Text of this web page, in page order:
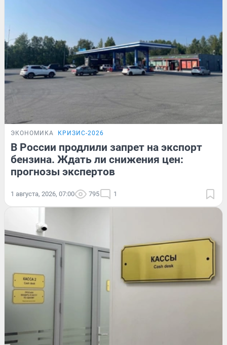
ЭКОНОМИКА КРИЗИС-2026
В России продлили запрет на экспорт
бензина. Ждать ли снижения цен:
прогнозы экспертов
1 августа, 2026, 07:00 795 1